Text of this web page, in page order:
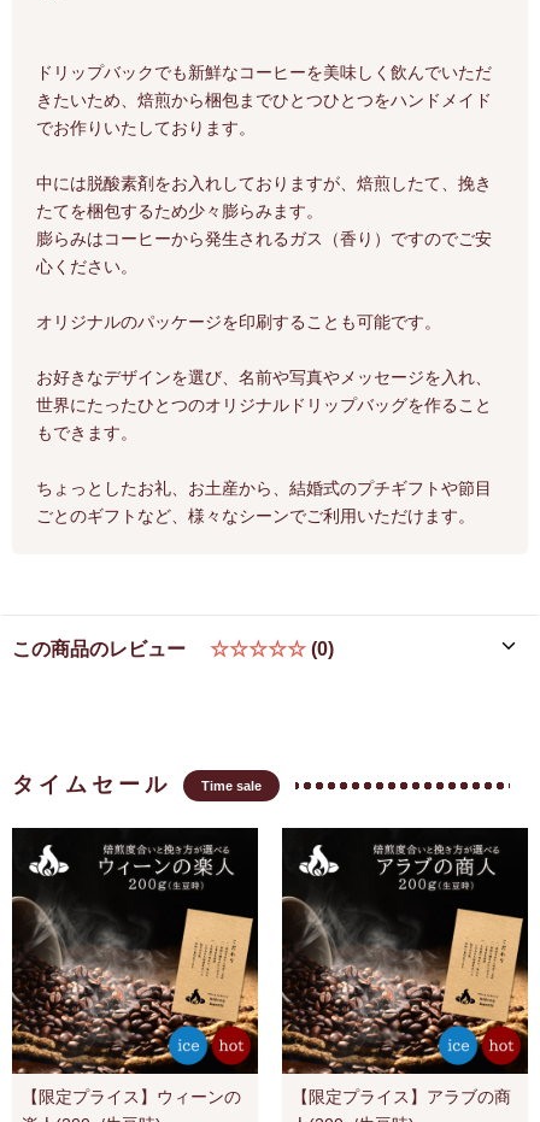
ドリップバックでも新鮮なコーヒーを美味しく飲んでいただ
きたいため、焙煎から梱包までひとつひとつをハンドメイド
でお作りいたしております。
中には脱酸素剤をお入れしておりますが、焙煎したて、挽き
たてを梱包するため少々膨らみます。
膨らみはコーヒーから発生されるガス（香り）ですのでご安
心ください。
オリジナルのパッケージを印刷することも可能です。
お好きなデザインを選び、名前や写真やメッセージを入れ、
世界にたったひとつのオリジナルドリップバッグを作ること
もできます。
ちょっとしたお礼、お土産から、結婚式のプチギフトや節目
ごとのギフトなど、様々なシーンでご利用いただけます。
この商品のレビュー ☆☆☆☆☆ (0)
タイムセール Time sale
【限定プライス】ウィーンの
【限定プライス】アラブの商